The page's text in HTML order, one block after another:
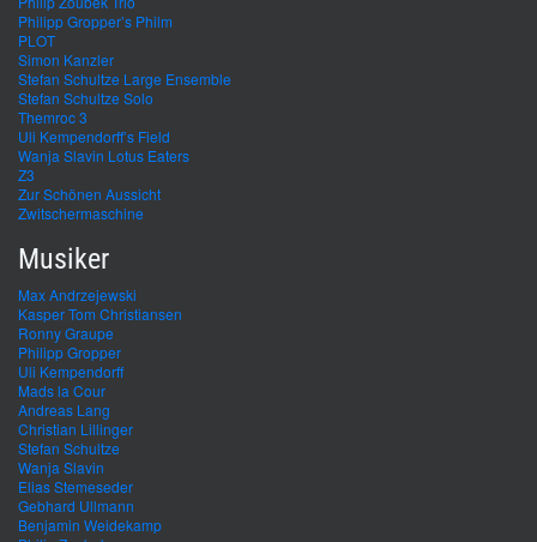
Philipp Gropper’s Philm
PLOT
Simon Kanzler
Stefan Schultze Large Ensemble
Stefan Schultze Solo
Themroc 3
Uli Kempendorff’s Field
Wanja Slavin Lotus Eaters
Z3
Zur Schönen Aussicht
Zwitschermaschine
Musiker
Max Andrzejewski
Kasper Tom Christiansen
Ronny Graupe
Philipp Gropper
Uli Kempendorff
Mads la Cour
Andreas Lang
Christian Lillinger
Stefan Schultze
Wanja Slavin
Elias Stemeseder
Gebhard Ullmann
Benjamin Weidekamp